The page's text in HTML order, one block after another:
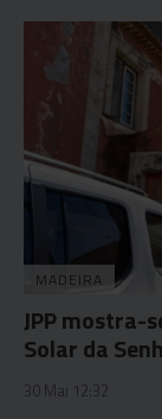
MADEIRA
JPP mostra-
Solar da
30 Mai 12:32